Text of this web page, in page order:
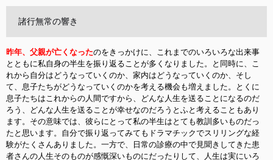
諸行無常の響き
昨年、父親が亡くなったのをきっかけに、これまでのいろいろな出来事
とともに私自身の半生を振り返ることが多くなりました。と同時に、こ
れから自分はどうなっていくのか、家内はどうなっていくのか、そし
て、息子たちがどうなっていくのかを考える機会も増えました。とくに
息子たちはこれからの人間ですから、どんな人生を送ることになるのだ
ろう、どんな人生を送ることが幸せなのだろうとふと考えることもあり
ます。その意味では、彼らにとって私の半生はとても教訓多いものだっ
たと思います。自分で振り返ってみてもドラマチックでスリリングな経
験がたくさんありました。一方で、日常の診療の中で見聞きしてきた患
者さんの人生そのものが感慨深いものにだったりして、人生は実にいろ